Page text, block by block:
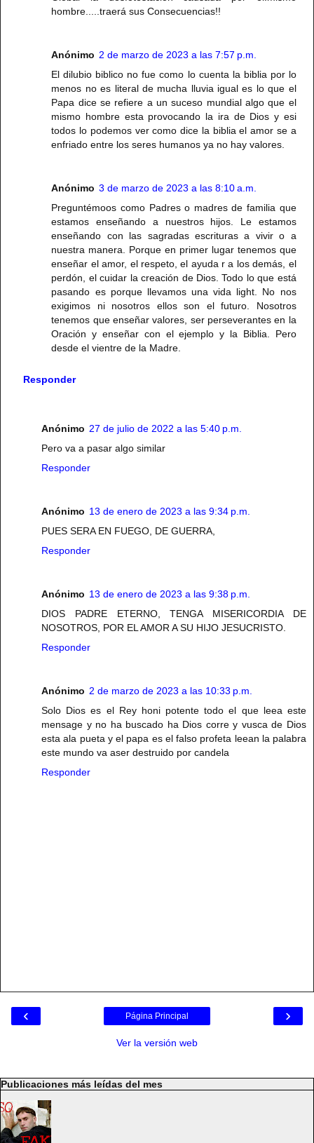
hombre.....traerá sus Consecuencias!!
Anónimo 2 de marzo de 2023 a las 7:57 p.m.
El dilubio biblico no fue como lo cuenta la biblia por lo
menos no es literal de mucha lluvia igual es lo que el
Papa dice se refiere a un suceso mundial algo que el
mismo hombre esta provocando la ira de Dios y esi
todos lo podemos ver como dice la biblia el amor se a
enfriado entre los seres humanos ya no hay valores.
Anónimo 3 de marzo de 2023 a las 8:10 a.m.
Preguntémoos como Padres o madres de familia que
estamos enseñando a nuestros hijos. Le estamos
enseñando con las sagradas escrituras a vivir o a
nuestra manera. Porque en primer lugar tenemos que
enseñar el amor, el respeto, el ayuda r a los demás, el
perdón, el cuidar la creación de Dios. Todo lo que está
pasando es porque llevamos una vida light. No nos
exigimos ni nosotros ellos son el futuro. Nosotros
tenemos que enseñar valores, ser perseverantes en la
Oración y enseñar con el ejemplo y la Biblia. Pero
desde el vientre de la Madre.
Responder
Anónimo 27 de julio de 2022 a las 5:40 p.m.
Pero va a pasar algo similar
Responder
Anónimo 13 de enero de 2023 a las 9:34 p.m.
PUES SERA EN FUEGO, DE GUERRA,
Responder
Anónimo 13 de enero de 2023 a las 9:38 p.m.
DIOS PADRE ETERNO, TENGA MISERICORDIA DE
NOSOTROS, POR EL AMOR A SU HIJO JESUCRISTO.
Responder
Anónimo 2 de marzo de 2023 a las 10:33 p.m.
Solo Dios es el Rey honi potente todo el que leea este
mensage y no ha buscado ha Dios corre y vusca de Dios
esta ala pueta y el papa es el falso profeta leean la palabra
este mundo va aser destruido por candela
Responder
‹ ›
Página Principal
Ver la versión web
Publicaciones más leídas del mes